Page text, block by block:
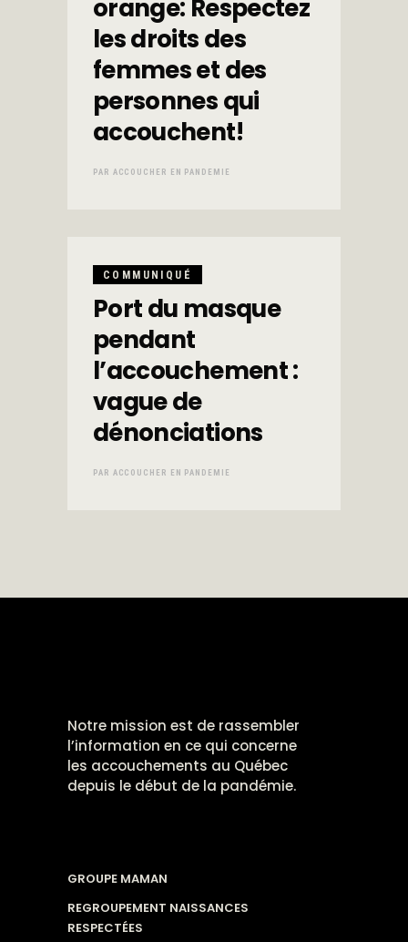
orange: Respectez
les droits des
femmes et des
personnes qui
accouchent!
PAR ACCOUCHER EN PANDEMIE
COMMUNIQUÉ
Port du masque
pendant
l’accouchement :
vague de
dénonciations
PAR ACCOUCHER EN PANDEMIE
Notre mission est de rassembler
l’information en ce qui concerne
les accouchements au Québec
depuis le début de la pandémie.
GROUPE MAMAN
REGROUPEMENT NAISSANCES
RESPECTÉES